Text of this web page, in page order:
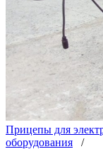
Прицепы для
оборудования
/